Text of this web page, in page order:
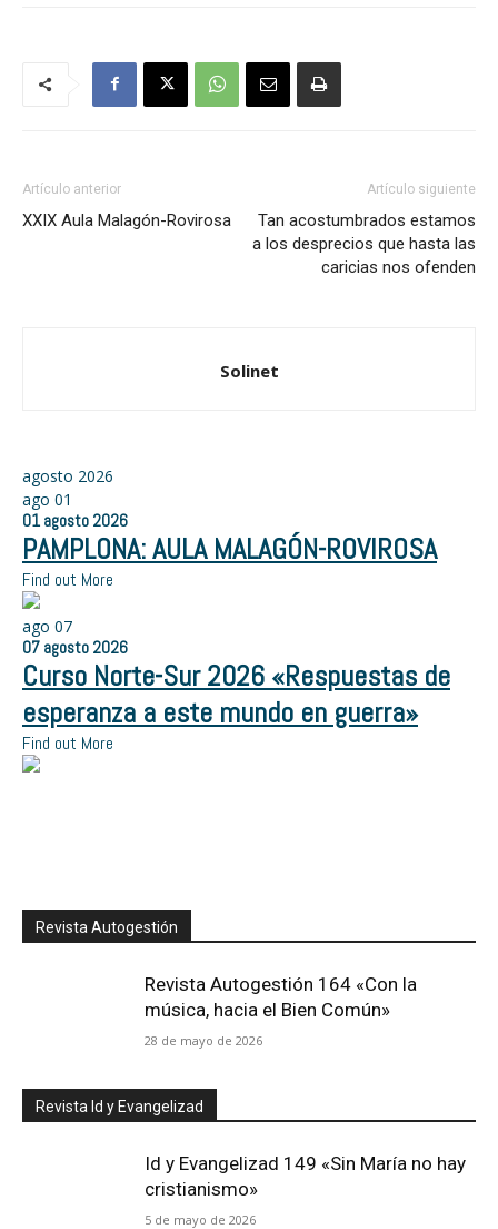
Artículo anterior
XXIX Aula Malagón-Rovirosa
Artículo siguiente
Tan acostumbrados estamos
a los desprecios que hasta las
caricias nos ofenden
Solinet
agosto 2026
ago 01
01 agosto 2026
PAMPLONA: AULA MALAGÓN-ROVIROSA
Find out More
ago 07
07 agosto 2026
Curso Norte-Sur 2026 «Respuestas de
esperanza a este mundo en guerra»
Find out More
Revista Autogestión
Revista Autogestión 164 «Con la
música, hacia el Bien Común»
28 de mayo de 2026
Revista Id y Evangelizad
Id y Evangelizad 149 «Sin María no hay
cristianismo»
5 de mayo de 2026